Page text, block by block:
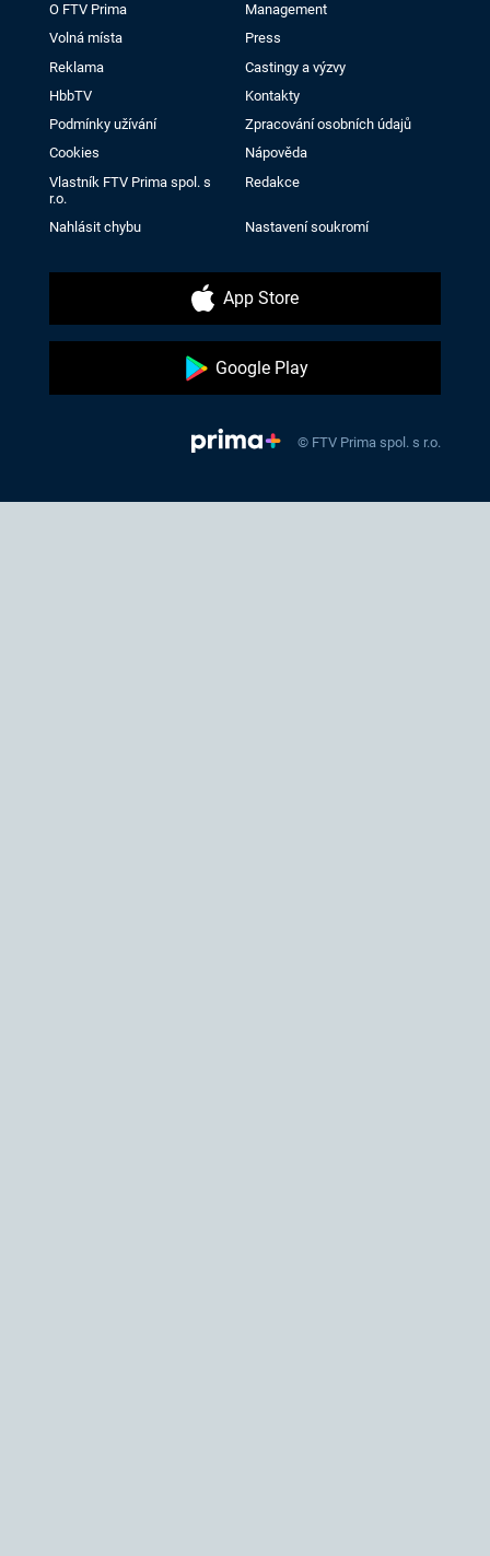
O FTV Prima
Management
Volná místa
Press
Reklama
Castingy a výzvy
HbbTV
Kontakty
Podmínky užívání
Zpracování osobních údajů
Cookies
Nápověda
Vlastník FTV Prima spol. s
r.o.
Redakce
Nahlásit chybu Nastavení soukromí
App Store
Google Play
© FTV Prima spol. s r.o.